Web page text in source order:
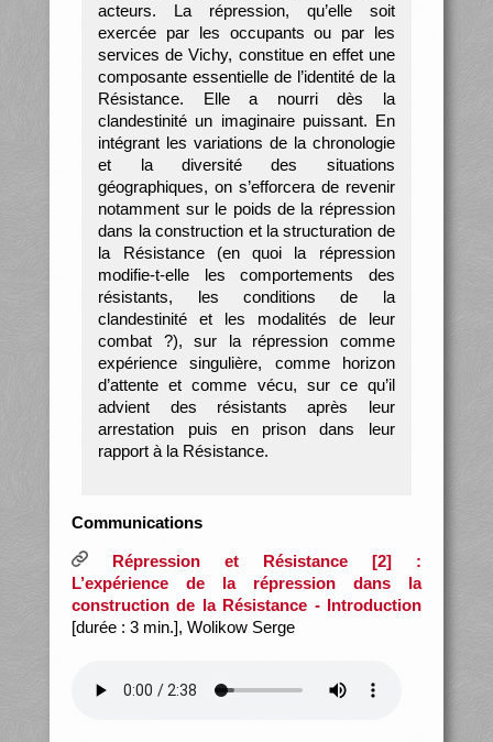
acteurs. La répression, qu’elle soit
exercée par les occupants ou par les
services de Vichy, constitue en effet une
composante essentielle de l’identité de la
Résistance. Elle a nourri dès la
clandestinité un imaginaire puissant. En
intégrant les variations de la chronologie
et la diversité des situations
géographiques, on s’efforcera de revenir
notamment sur le poids de la répression
dans la construction et la structuration de
la Résistance (en quoi la répression
modifie-t-elle les comportements des
résistants, les conditions de la
clandestinité et les modalités de leur
combat ?), sur la répression comme
expérience singulière, comme horizon
d’attente et comme vécu, sur ce qu’il
advient des résistants après leur
arrestation puis en prison dans leur
rapport à la Résistance.
Communications
Répression et Résistance [2] :
L’expérience de la répression dans la
construction de la Résistance - Introduction
[durée : 3 min.], Wolikow Serge